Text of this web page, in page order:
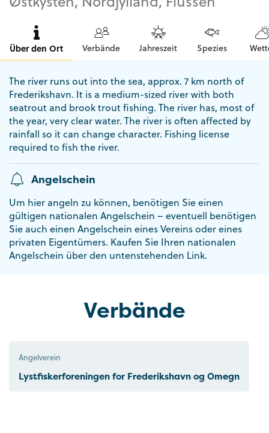
Über den Ort Verbände Jahreszeit Spezies
The river runs out into the sea, approx. 7 km north of
Frederikshavn. It is a medium-sized river with both
seatrout and brook trout fishing. The river has, most of
the year, very clear water. The river is often affected by
rainfall so it can change character. Fishing license
required to fish the river.
Angelschein
Um hier angeln zu können, benötigen Sie einen
gültigen nationalen Angelschein – eventuell benötigen
Sie auch einen Angelschein eines Vereins oder eines
privaten Eigentümers. Kaufen Sie Ihren nationalen
Angelschein über den untenstehenden Link.
Verbände
Angelverein
Lystfiskerforeningen for Frederikshavn og Omegn